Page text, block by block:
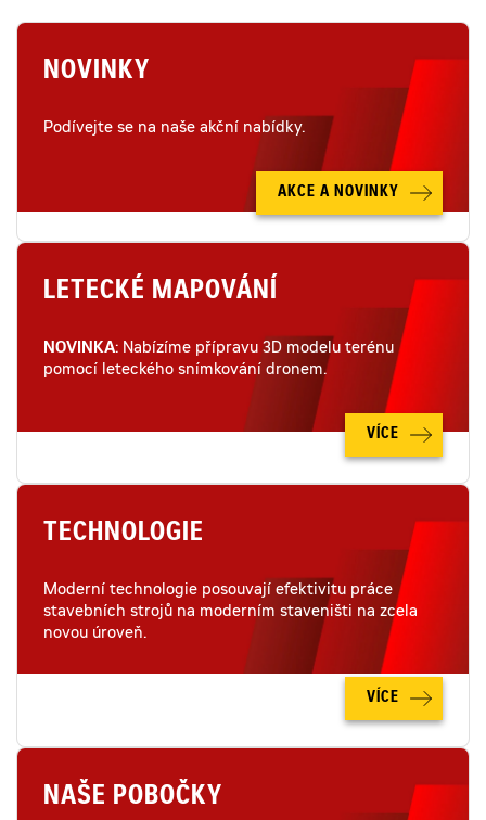
NOVINKY
Podívejte se na naše akční nabídky.
AKCE A NOVINKY
LETECKÉ MAPOVÁNÍ
NOVINKA: Nabízíme přípravu 3D modelu terénu
pomocí leteckého snímkování dronem.
VÍCE
TECHNOLOGIE
Moderní technologie posouvají efektivitu práce
stavebních strojů na moderním staveništi na zcela
novou úroveň.
VÍCE
NAŠE POBOČKY